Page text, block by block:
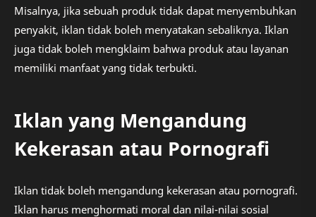
Misalnya, jika sebuah produk tidak dapat menyembuhkan
penyakit, iklan tidak boleh menyatakan sebaliknya. Iklan
juga tidak boleh mengklaim bahwa produk atau layanan
memiliki manfaat yang tidak terbukti.
Iklan yang Mengandung
Kekerasan atau Pornografi
Iklan tidak boleh mengandung kekerasan atau pornografi.
Iklan harus menghormati moral dan nilai-nilai sosial